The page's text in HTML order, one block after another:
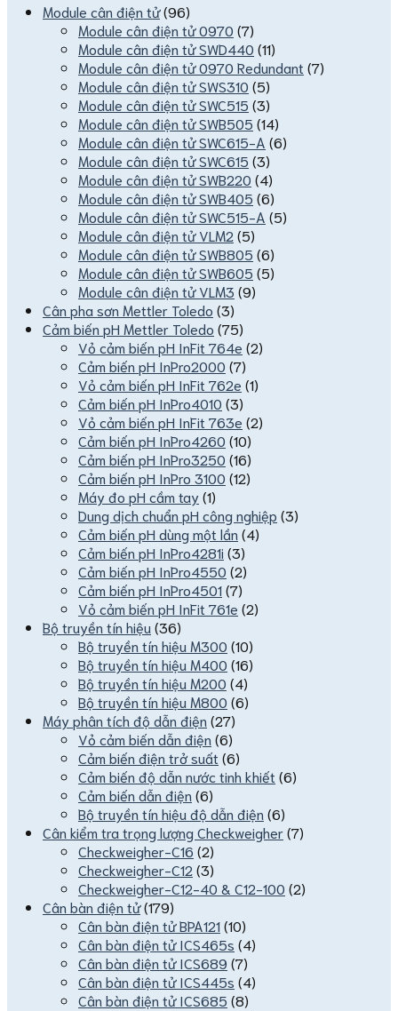
Module cân điện tử(96)
Module cân điện tử 0970 (7)
Module cân điện tử SWD440 (11)
Module cân điện tử 0970 Redundant (7)
Module cân điện tử SWS310 (5)
Module cân điện tử SWC515 (3)
Module cân điện tử SWB505 (14)
Module cân điện tử SWC615-A (6)
Module cân điện tử SWC615 (3)
Module cân điện tử SWB220 (4)
Module cân điện tử SWB405 (6)
Module cân điện tử SWC515-A (5)
Module cân điện tử VLM2 (5)
Module cân điện tử SWB805 (6)
Module cân điện tử SWB605 (5)
Module cân điện tử VLM3 (9)
Cân pha sơn Mettler Toledo (3)
Cảm biến pH Mettler Toledo (75)
Vỏ cảm biến pH InFit 764e (2)
Cảm biến pH InPro2000 (7)
Vỏ cảm biến pH InFit 762e (1)
Cảm biến pH InPro4010 (3)
Vỏ cảm biến pH InFit 763e (2)
Cảm biến pH InPro4260 (10)
Cảm biến pH InPro3250 (16)
Cảm biến pH InPro 3100 (12)
Máy đo pH cầm tay(1)
Dung dịch chuẩn pH công nghiệp (3)
Cảm biến pH dùng một lần (4)
Cảm biến pH InPro4281i (3)
Cảm biến pH InPro4550 (2)
Cảm biến pH InPro4501(7)
Vỏ cảm biến pH InFit 761e (2)
Bộ truyền tín hiệu (36)
Bộ truyền tín hiệu M300 (10)
Bộ truyền tín hiệu M400 (16)
Bộ truyền tín hiệu M200 (4)
Bộ truyền tín hiệu M800 (6)
Máy phân tích độ dẫn điện (27)
Vỏ cảm biến dẫn điện (6)
Cảm biến điện trở suất (6)
Cảm biến độ dẫn nước tinh khiết (6)
Cảm biến dẫn điện (6)
Bộ truyền tín hiệu độ dẫn điện (6)
Cân kiểm tra trọng lượng Checkweigher(7)
Checkweigher-C16 (2)
Checkweigher-C12 (3)
Checkweigher-C12-40 & C12-100 (2)
Cân bàn điện tử(179)
Cân bàn điện tử BPA121(10)
Cân bàn điện tử ICS465s (4)
Cân bàn điện tử ICS689 (7)
Cân bàn điện tử ICS445s (4)
Cân bàn điện tử ICS685 (8)